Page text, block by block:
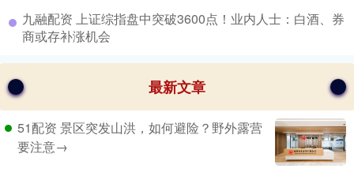
​九融配资 上证综指盘中突破3600点！业内人士：白酒、券
商或存补涨机会
最新文章
51配资 景区突发山洪，如何避险？野外露营
要注意→